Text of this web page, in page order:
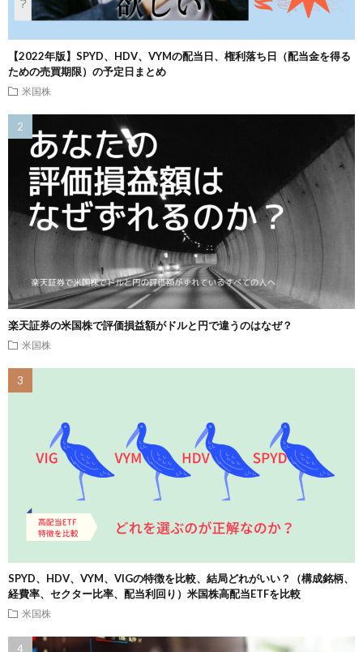
【2022年版】SPYD、HDV、VYMの配当日、権利落ち日（配当金を得る
ための売買期限）の予定日まとめ
米国株
楽天証券の米国株で評価損益額がドルと円で違うのはなぜ？
米国株
SPYD、HDV、VYM、VIGの特徴を比較、結局どれがいい？（構成銘柄、
経費率、セクター比率、配当利回り）米国株高配当ETFを比較
米国株